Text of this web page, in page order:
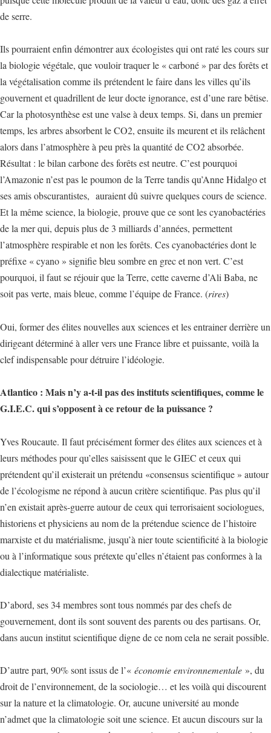
de serre.
Ils pourraient enfin démontrer aux écologistes qui ont raté les cours sur
la biologie végétale, que vouloir traquer le « carboné » par des forêts et
la végétalisation comme ils prétendent le faire dans les villes qu’ils
gouvernent et quadrillent de leur docte ignorance, est d’une rare bêtise.
Car la photosynthèse est une valse à deux temps. Si, dans un premier
temps, les arbres absorbent le CO2, ensuite ils meurent et ils relâchent
alors dans l’atmosphère à peu près la quantité de CO2 absorbée.
Résultat : le bilan carbone des forêts est neutre. C’est pourquoi
l’Amazonie n’est pas le poumon de la Terre tandis qu’Anne Hidalgo et
ses amis obscurantistes, auraient dû suivre quelques cours de science.
Et la même science, la biologie, prouve que ce sont les cyanobactéries
de la mer qui, depuis plus de 3 milliards d’années, permettent
l’atmosphère respirable et non les forêts. Ces cyanobactéries dont le
préfixe « cyano » signifie bleu sombre en grec et non vert. C’est
pourquoi, il faut se réjouir que la Terre, cette caverne d’Ali Baba, ne
soit pas verte, mais bleue, comme l’équipe de France. (rires)
Oui, former des élites nouvelles aux sciences et les entrainer derrière un
dirigeant déterminé à aller vers une France libre et puissante, voilà la
clef indispensable pour détruire l’idéologie.
Atlantico : Mais n’y a-t-il pas des instituts scientifiques, comme le
G.I.E.C. qui s’opposent à ce retour de la puissance ?
Yves Roucaute. Il faut précisément former des élites aux sciences et à
leurs méthodes pour qu’elles saisissent que le GIEC et ceux qui
prétendent qu’il existerait un prétendu «consensus scientifique » autour
de l’écologisme ne répond à aucun critère scientifique. Pas plus qu’il
n’en existait après-guerre autour de ceux qui terrorisaient sociologues,
historiens et physiciens au nom de la prétendue science de l’histoire
marxiste et du matérialisme, jusqu’à nier toute scientificité à la biologie
ou à l’informatique sous prétexte qu’elles n’étaient pas conformes à la
dialectique matérialiste.
D’abord, ses 34 membres sont tous nommés par des chefs de
gouvernement, dont ils sont souvent des parents ou des partisans. Or,
dans aucun institut scientifique digne de ce nom cela ne serait possible.
D’autre part, 90% sont issus de l’« économie environnementale », du
droit de l’environnement, de la sociologie… et les voilà qui discourent
sur la nature et la climatologie. Or, aucune université au monde
n’admet que la climatologie soit une science. Et aucun discours sur la